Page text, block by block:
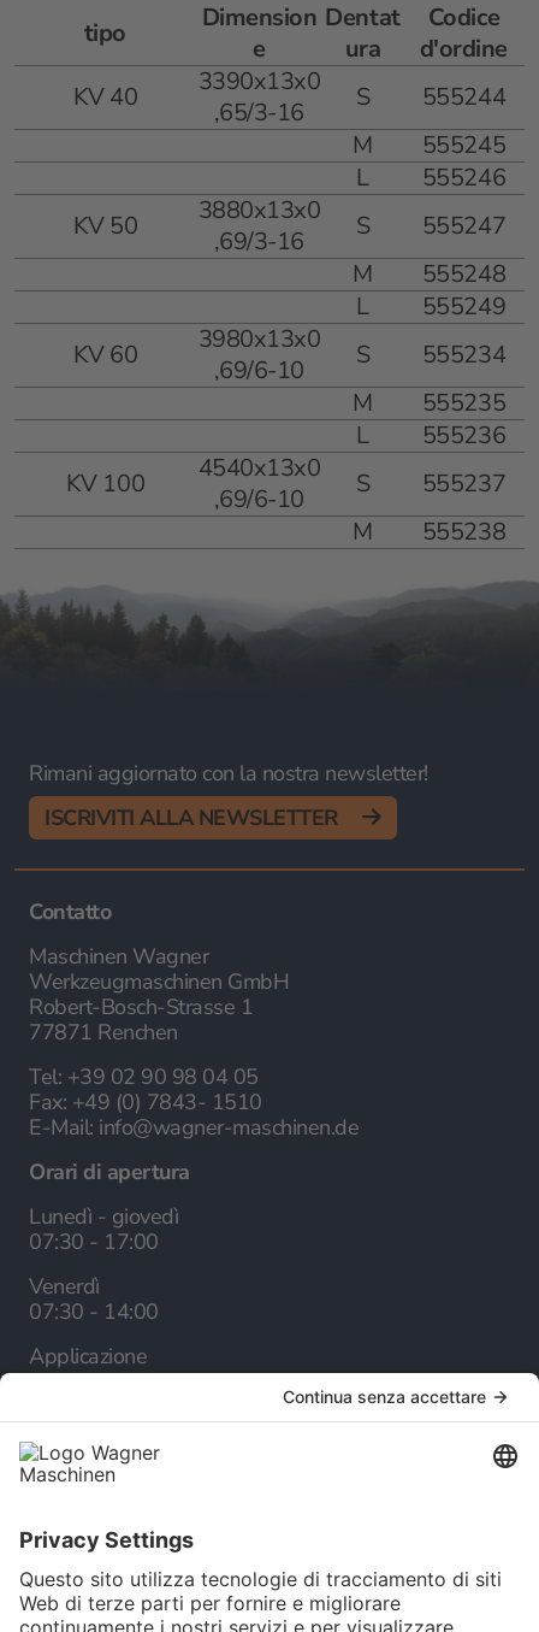
tipo
Dimension
e
Dentat
ura
Codice
d'ordine
KV 40
3390x13x0
,65/3-16
S
555244
M
555245
L
555246
KV 50
3880x13x0
,69/3-16
S
555247
M
555248
L
555249
KV 60
3980x13x0
,69/6-10
S
555234
M
555235
L
555236
KV 100
4540x13x0
,69/6-10
S
555237
M
555238
Rimani aggiornato con la nostra newsletter!
ISCRIVITI ALLA NEWSLETTER
Contatto
Maschinen Wagner
Werkzeugmaschinen GmbH
Robert-Bosch-Strasse 1
77871 Renchen
Tel: +39 02 90 98 04 05
Fax: +49 (0) 7843- 1510
E-Mail: info@wagner-maschinen.de
Orari di apertura
Lunedì - giovedì
07:30 - 17:00
Venerdì
07:30 - 14:00
Applicazione
Appuntamenti dimostrativi
Azienda
Chi siamo
Catalogo online
Newsletter